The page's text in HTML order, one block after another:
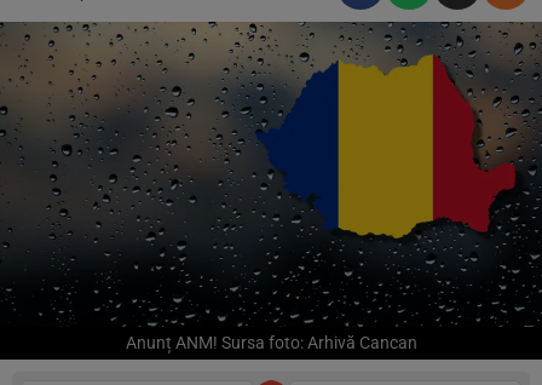
Anunț ANM! Sursa foto: Arhivă Cancan